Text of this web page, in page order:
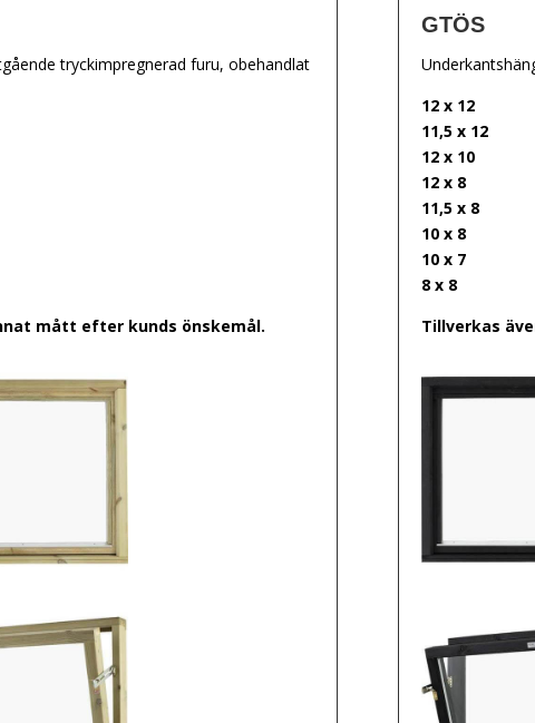
tryckimpregnerad furu, obehandlat
mått efter kunds önskemål.
GTÖS
12 x 12
11,5 x 12
12 x 10
12 x 8
11,5 x 8
10 x 8
10 x 7
8 x 8
Tillverkas